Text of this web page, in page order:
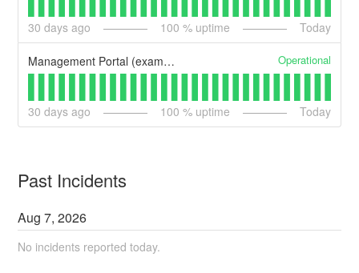
30 days ago 100 % uptime Today
Management Portal (example) Operational
30 days ago 100 % uptime Today
Past Incidents
Aug7,2026
No incidents reported today.